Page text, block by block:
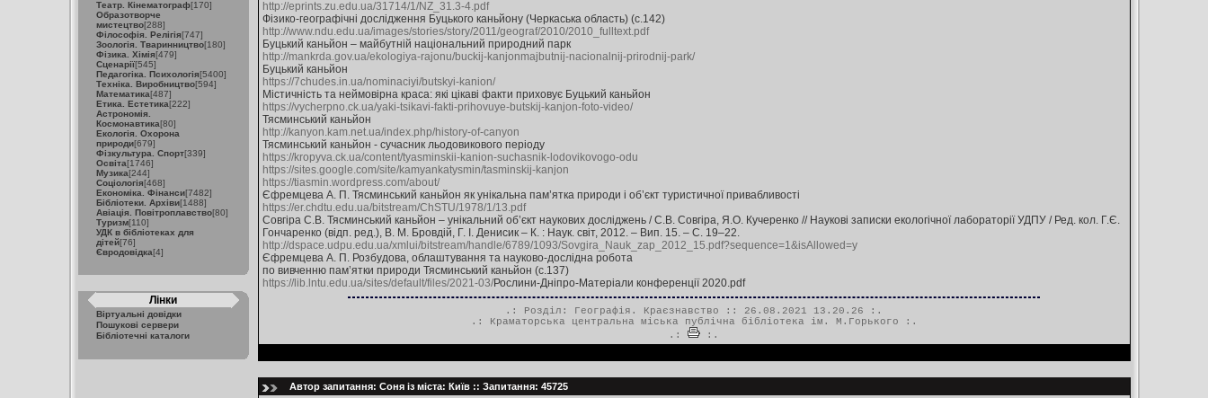
Театр. Кінематограф[170]
Образотворче
мистецтво[288]
Філософія. Релігія[747]
Зоологія. Тваринництво[180]
Фізика. Хімія[479]
Сценарії[545]
Педагогіка. Психологія[5400]
Техніка. Виробництво[594]
Математика[487]
Етика. Естетика[222]
Астрономія.
Космонавтика[80]
Екологія. Охорона
природи[679]
Фізкультура. Спорт[339]
Освіта[1746]
Музика[244]
Соціологія[468]
Економіка. Фінанси[7482]
Бібліотеки. Архіви[1488]
Авіація. Повітроплавство[80]
Туризм[110]
УДК в бібліотеках для
дітей[76]
Євродовідка[4]
Лінки
Віртуальні довідки
Пошукові сервери
Бібліотечні каталоги
http://eprints.zu.edu.ua/31714/1/NZ_31.3-4.pdf
Фізико-географічні дослідження Буцького каньйону (Черкаська область) (с.142)
http://www.ndu.edu.ua/images/stories/story/2011/geograf/2010/2010_fulltext.pdf
Буцький каньйон – майбутній національний природний парк
http://mankrda.gov.ua/ekologiya-rajonu/buckij-kanjonmajbutnij-nacionalnij-prirodnij-park/
Буцький каньйон
https://7chudes.in.ua/nominaciyi/butskyi-kanion/
Містичність та неймовірна краса: які цікаві факти приховує Буцький каньйон
https://vycherpno.ck.ua/yaki-tsikavi-fakti-prihovuye-butskij-kanjon-foto-video/
Тясминський каньйон
http://kanyon.kam.net.ua/index.php/history-of-canyon
Тясминський каньйон - сучасник льодовикового періоду
https://kropyva.ck.ua/content/tyasminskii-kanion-suchasnik-lodovikovogo-odu
https://sites.google.com/site/kamyankatysmin/tasminskij-kanjon
https://tiasmin.wordpress.com/about/
Єфремцева А. П. Тясминський каньйон як унікальна пам’ятка природи і об’єкт туристичної привабливості
https://er.chdtu.edu.ua/bitstream/ChSTU/1978/1/13.pdf
Совгіра С.В. Тясминський каньйон – унікальний об’єкт наукових досліджень / С.В. Совгіра, Я.О. Кучеренко // Наукові записки екологічної лабораторії УДПУ / Ред. кол. Г.Є.
Гончаренко (відп. ред.), В. М. Бровдій, Г. І. Денисик – К. : Наук. світ, 2012. – Вип. 15. – С. 19–22.
http://dspace.udpu.edu.ua/xmlui/bitstream/handle/6789/1093/Sovgira_Nauk_zap_2012_15.pdf?sequence=1&isAllowed=y
Єфремцева А. П. Розбудова, облаштування та науково-дослідна робота
по вивченню пам’ятки природи Тясминський каньйон (c.137)
https://lib.lntu.edu.ua/sites/default/files/2021-03/Рослини-Дніпро-Матеріали конференції 2020.pdf
.: Розділ: Географія. Краєзнавство :: 26.08.2021 13.20.26 :.
.:
Краматорська центральна міська публічна бібліотека ім. М.Горького :.
.:
:.
Автор запитання: Соня із міста: Київ :: Запитання: 45725